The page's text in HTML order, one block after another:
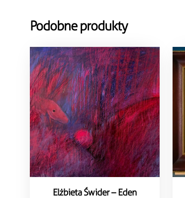
Podobne produkty
Elżbieta Świder – Eden